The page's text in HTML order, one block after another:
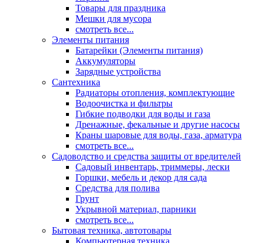
Товары для праздника
Мешки для мусора
смотреть все...
Элементы питания
Батарейки (Элементы питания)
Аккумуляторы
Зарядные устройства
Сантехника
Радиаторы отопления, комплектующие
Водоочистка и фильтры
Гибкие подводки для воды и газа
Дренажные, фекальные и другие насосы
Краны шаровые для воды, газа, арматура
смотреть все...
Садоводство и средства защиты от вредителей
Садовый инвентарь, триммеры, лески
Горшки, мебель и декор для сада
Средства для полива
Грунт
Укрывной материал, парники
смотреть все...
Бытовая техника, автотовары
Компьютерная техника